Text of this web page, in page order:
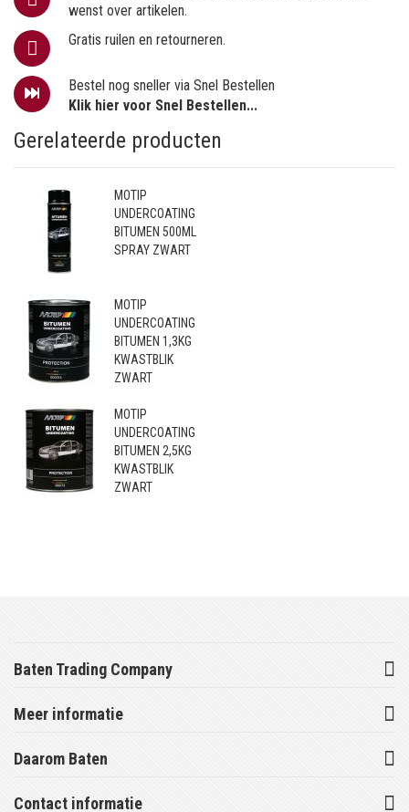
wenst over artikelen.
Gratis ruilen en retourneren.
Bestel nog sneller via Snel Bestellen
Klik hier voor Snel Bestellen...
Gerelateerde producten
MOTIP
UNDERCOATING
BITUMEN 500ML
SPRAY ZWART
MOTIP
UNDERCOATING
BITUMEN 1,3KG
KWASTBLIK
ZWART
MOTIP
UNDERCOATING
BITUMEN 2,5KG
KWASTBLIK
ZWART
Baten Trading Company
Meer informatie
Daarom Baten
Contact informatie